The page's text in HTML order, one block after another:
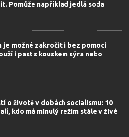
Pomůže například jedlá soda
je možné zakročit i bez pomoci
i past s kouskem sýra nebo
o životě v dobách socialismu: 10
kdo má minulý režim stále v živé